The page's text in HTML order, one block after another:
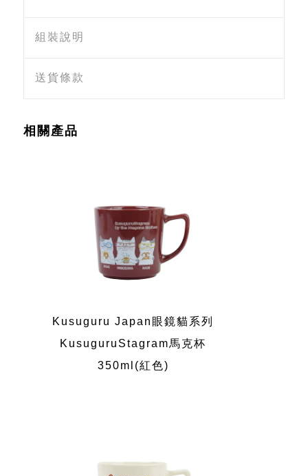
組裝說明
送貨條款
相關產品
Kusuguru Japan眼鏡貓系列
KusuguruStagram馬克杯
350ml(紅色)